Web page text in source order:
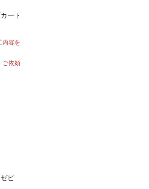
ート
内容を
ご依頼
ビ